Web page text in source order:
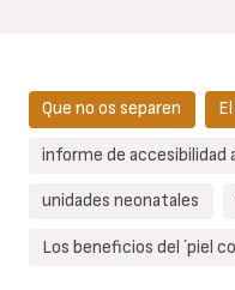
Que no os separen
informe de accesibilidad
unidades neonatales
Los beneficios del ´piel